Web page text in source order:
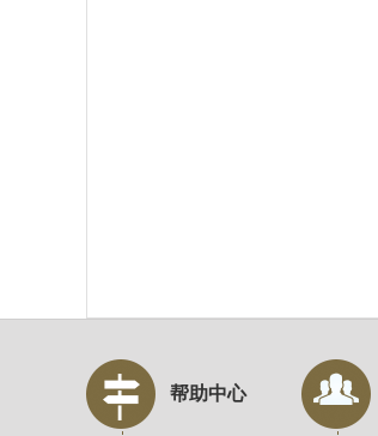
帮助中心